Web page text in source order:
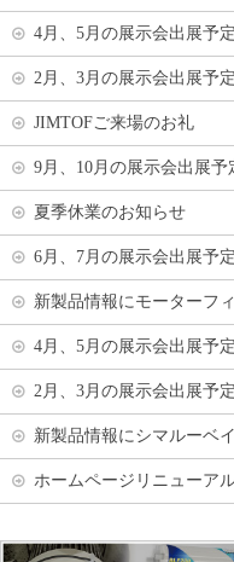
4月、5月の展示会出展予定
2月、3月の展示会出展予定
JIMTOFご来場のお礼
9月、10月の展示会出展予
夏季休業のお知らせ
6月、7月の展示会出展予定
新製品情報にモーターフ
4月、5月の展示会出展予定
2月、3月の展示会出展予定
新製品情報にシマルーベ
ホームページリニューア